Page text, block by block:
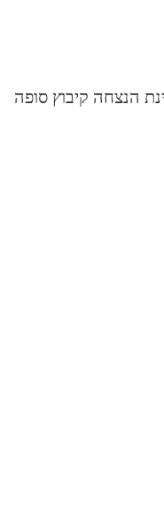
הנצחה קיבוץ סופה